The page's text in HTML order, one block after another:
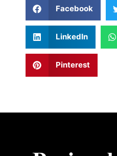
Facebook
LinkedIn
Pinterest